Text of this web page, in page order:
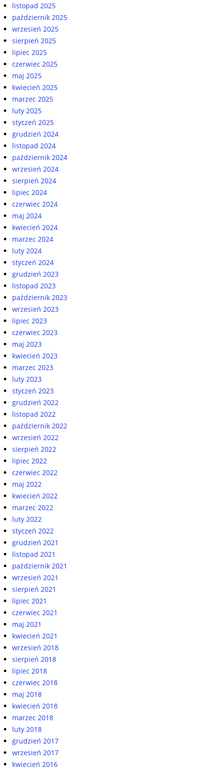
listopad 2025
październik 2025
wrzesień 2025
sierpień 2025
lipiec 2025
czerwiec 2025
maj 2025
kwiecień 2025
marzec 2025
luty 2025
styczeń 2025
grudzień 2024
listopad 2024
październik 2024
wrzesień 2024
sierpień 2024
lipiec 2024
czerwiec 2024
maj 2024
kwiecień 2024
marzec 2024
luty 2024
styczeń 2024
grudzień 2023
listopad 2023
październik 2023
wrzesień 2023
lipiec 2023
czerwiec 2023
maj 2023
kwiecień 2023
marzec 2023
luty 2023
styczeń 2023
grudzień 2022
listopad 2022
październik 2022
wrzesień 2022
sierpień 2022
lipiec 2022
czerwiec 2022
maj 2022
kwiecień 2022
marzec 2022
luty 2022
styczeń 2022
grudzień 2021
listopad 2021
październik 2021
wrzesień 2021
sierpień 2021
lipiec 2021
czerwiec 2021
maj 2021
kwiecień 2021
wrzesień 2018
sierpień 2018
lipiec 2018
czerwiec 2018
maj 2018
kwiecień 2018
marzec 2018
luty 2018
grudzień 2017
wrzesień 2017
kwiecień 2016